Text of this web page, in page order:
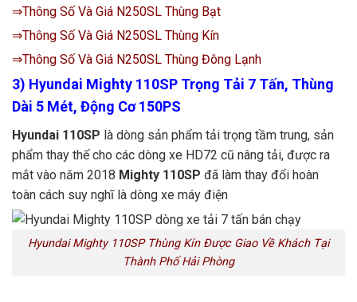
⇒Thông Số Và Giá N250SL Thùng Bạt
⇒Thông Số Và Giá N250SL Thùng Kín
⇒Thông Số Và Giá N250SL Thùng Đông Lạnh
3) Hyundai Mighty 110SP Trọng Tải 7 Tấn, Thùng
Dài 5 Mét, Động Cơ 150PS
Hyundai 110SP là dòng sản phẩm tải trọng tầm trung, sản
phẩm thay thế cho các dòng xe HD72 cũ nâng tải, được ra
mắt vào năm 2018 Mighty 110SP đã làm thay đổi hoàn
toàn cách suy nghĩ là dòng xe máy điện
Hyundai Mighty 110SP Thùng Kín Được Giao Về Khách Tại
Thành Phố Hải Phòng